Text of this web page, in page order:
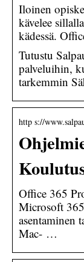
Iloinen
kävelee
kädessä.
Tutustu
palveluihin,
tarkemmin
http s://
Office 365
Microsoft
asentaminen
Mac- …